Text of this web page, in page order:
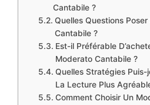
Cantabile ?
Quelles Questions
Cantabile ?
Est-il Préférable
Moderato Cantabile ?
Quelles Stratégies Puis-
La Lecture Plus
Comment Choisir Un